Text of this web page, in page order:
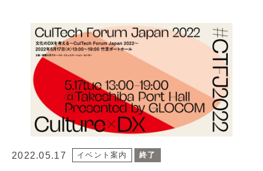
2022.05.17 イベント案内 終了